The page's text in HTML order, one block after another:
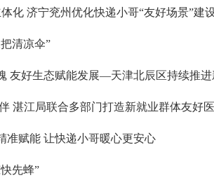
化 济宁兖州优化快递小哥“友好场景”建
清凉伞”
友好生态赋能发展—天津北辰区持续推
湛江局联合多部门打造新就业群体友好
准赋能 让快递小哥暖心更安心
先蜂”